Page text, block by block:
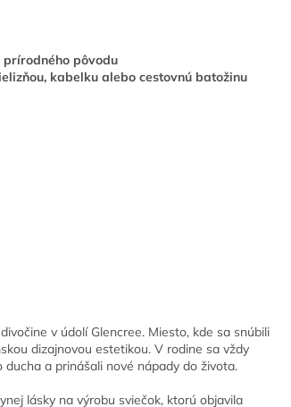
pôvodu
kabelku alebo cestovnú batožinu
v údolí Glencree. Miesto, kde sa snúbili
dizajnovou estetikou. V rodine sa vždy
a prinášali nové nápady do života.
lásky na výrobu sviečok, ktorú objavila